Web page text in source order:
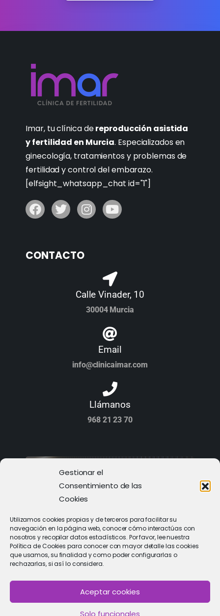
Gestionar el
Consentimiento de las
Cookies
Utilizamos cookies propias y de terceros para facilitar su
navegación en la página web, conocer cómo interactúas con
nosotros y recopilar datos estadísticos. Por favor, lee nuestra
Política de Cookies para conocer con mayor detalle las cookies
que usamos, su finalidad y como poder configurarlas o
rechazarlas, si así lo considera.
Aceptar cookies
Solo funcionales
Imar, tu clínica dereproducción asistida
y fertilidad en Murcia. Especializados en
ginecología, tratamientos y problemas de
fertilidad y control del embarazo.
[elfsight_whatsapp_chat id="1"]
CONTACTO
Calle Vinader, 10
30004 Murcia
Email
info@clinicaimar.com
Llámanos
968 21 23 70
PIDE CITA
Solicitar cita con un especialista